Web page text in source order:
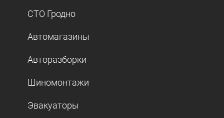
СТО Гродно
Автомагазины
Авторазборки
Шиномонтажи
Эвакуаторы